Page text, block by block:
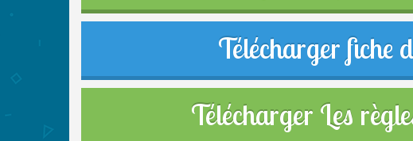
Télécharger fiche
Télécharger Les